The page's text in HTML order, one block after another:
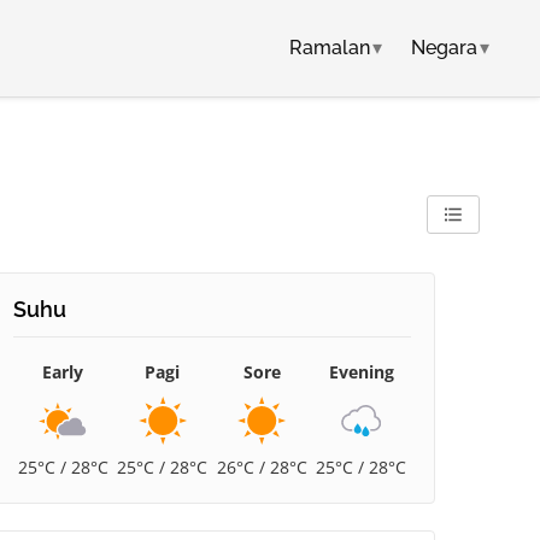
Ramalan▾ Negara▾
Suhu
Early
25°C / 28°C
Pagi
25°C / 28°C
Sore
26°C / 28°C
Evening
25°C / 28°C